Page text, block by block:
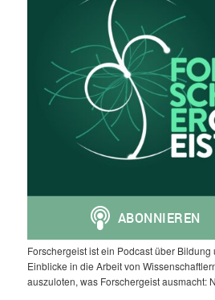
Forschergeist ist ein Podcast über
Einblicke in die Arbeit von
auszuloten, was Forschergeist ausmacht: